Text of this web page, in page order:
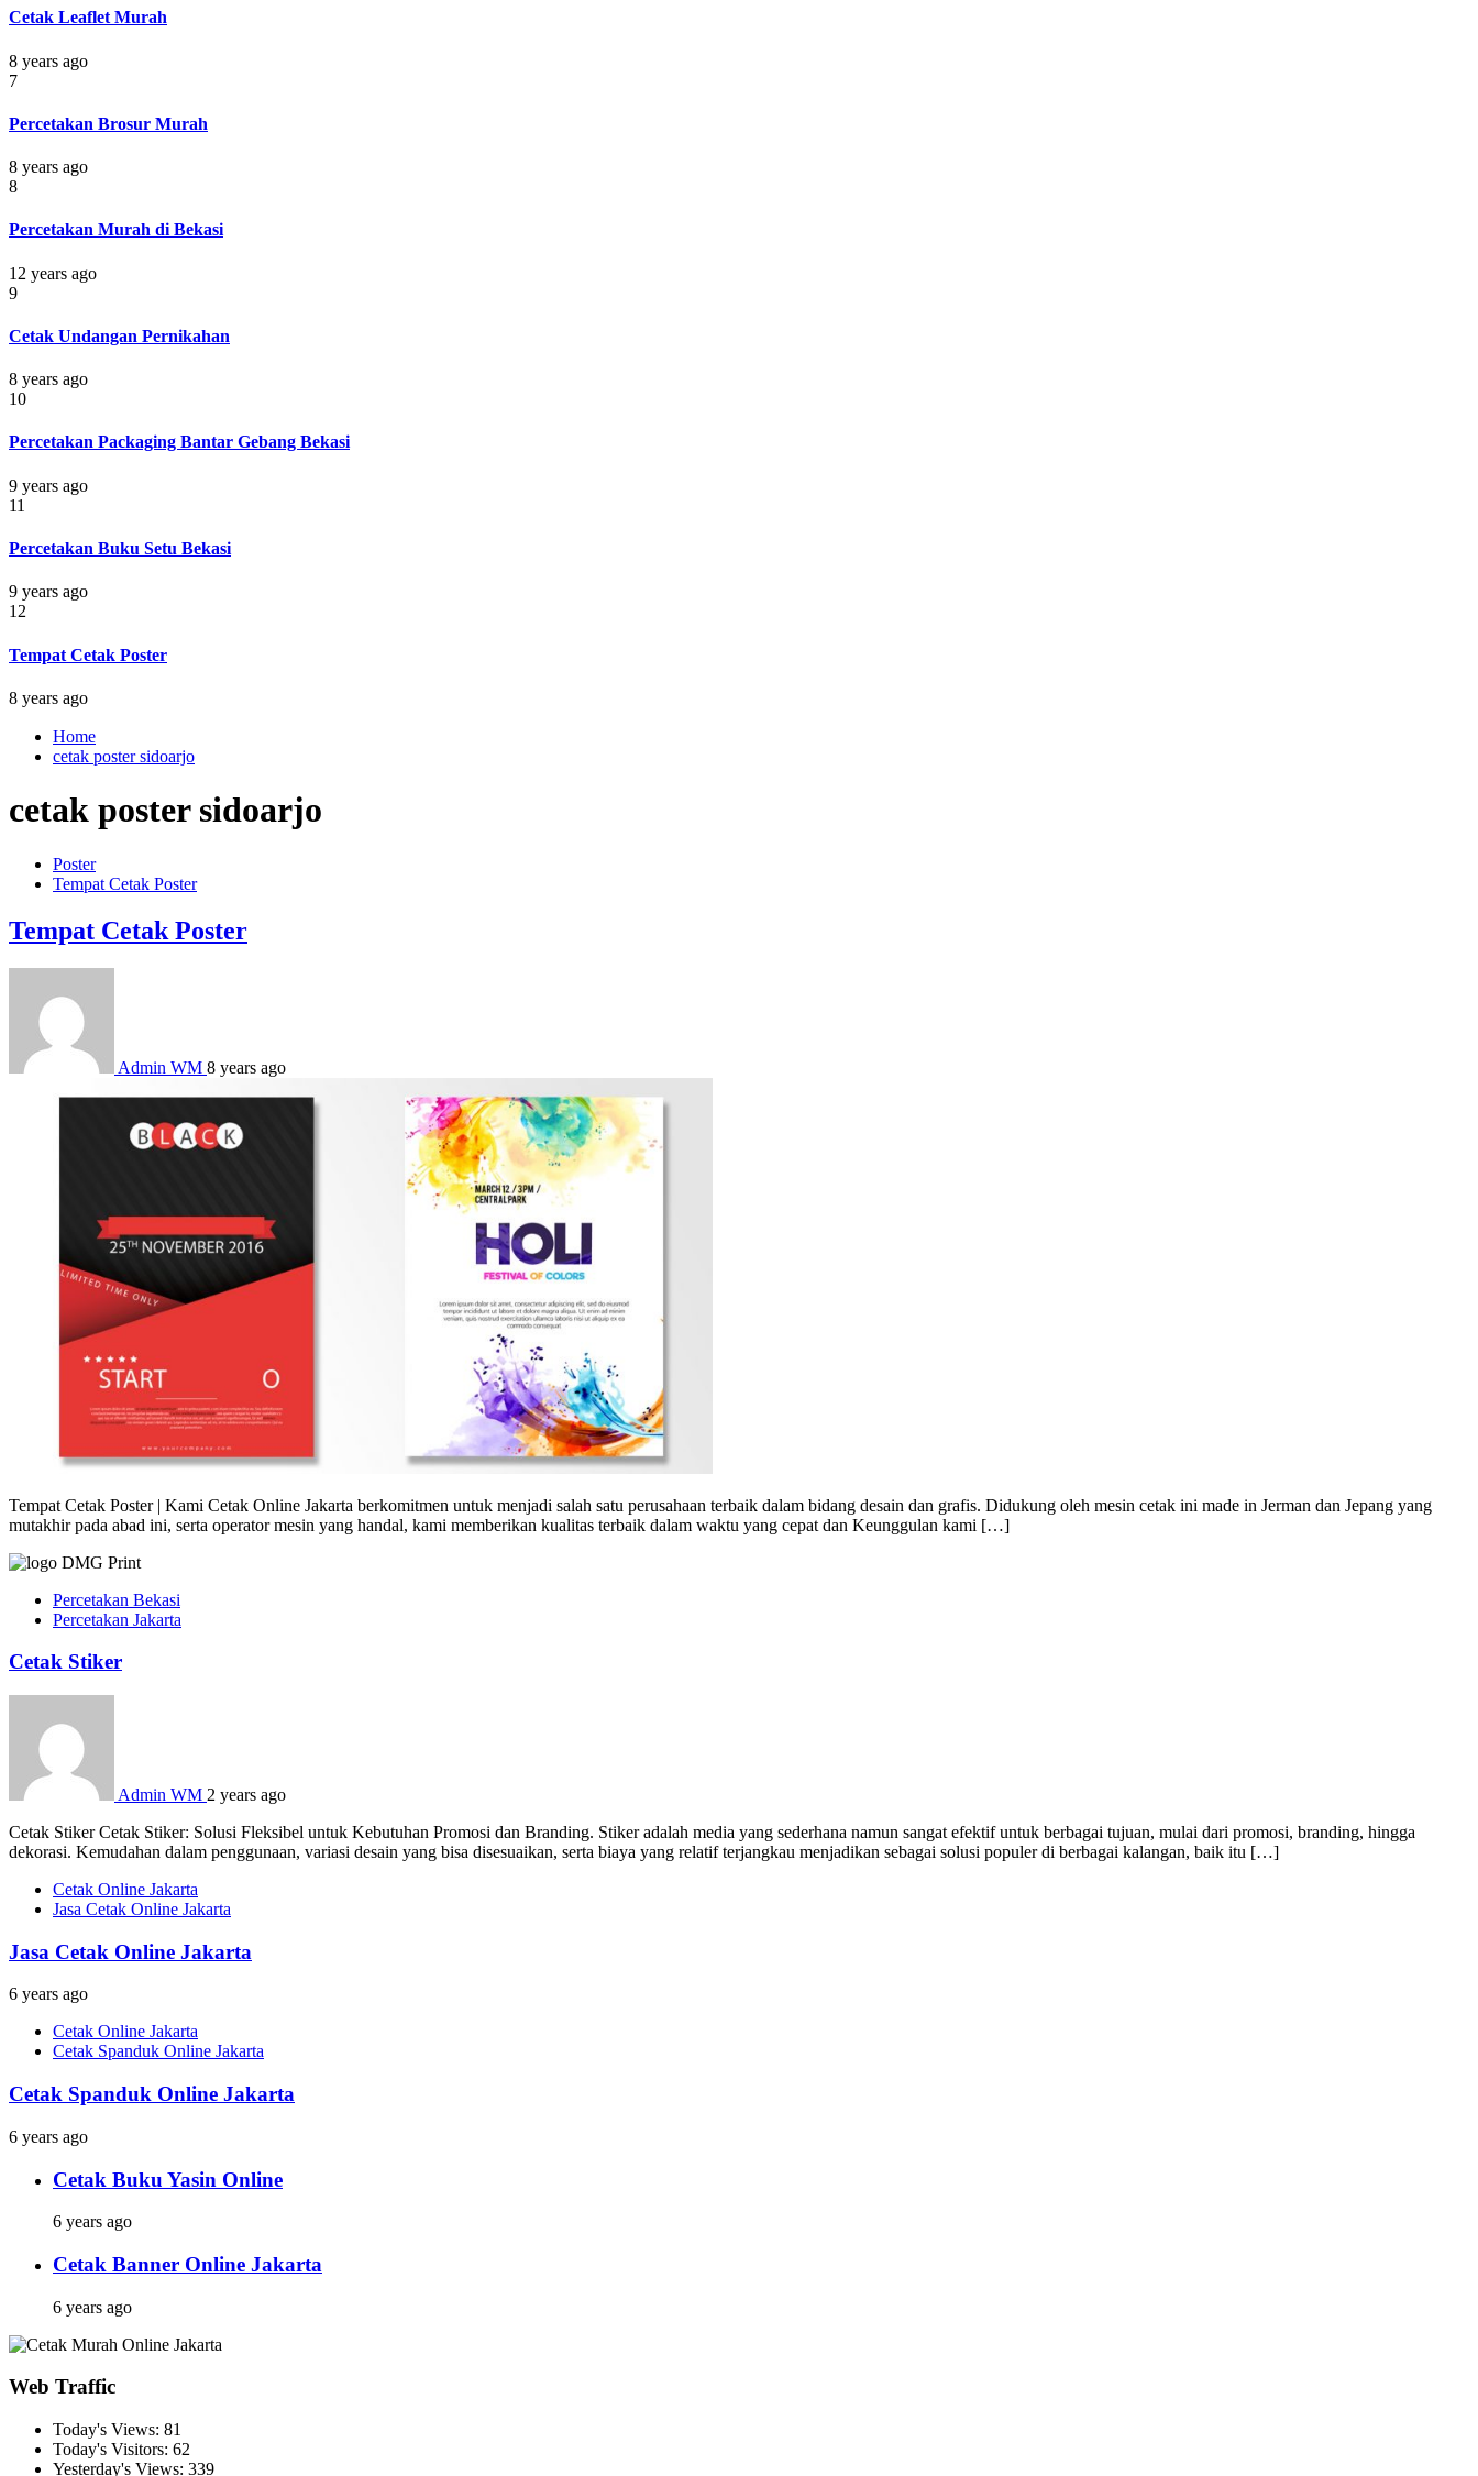
Cetak Leaflet Murah
8 years ago
7
Percetakan Brosur Murah
8 years ago
8
Percetakan Murah di Bekasi
12 years ago
9
Cetak Undangan Pernikahan
8 years ago
10
Percetakan Packaging Bantar Gebang Bekasi
9 years ago
11
Percetakan Buku Setu Bekasi
9 years ago
12
Tempat Cetak Poster
8 years ago
Home
cetak poster sidoarjo
cetak poster sidoarjo
Poster
Tempat Cetak Poster
Tempat Cetak Poster
Admin WM 8 years ago
Tempat Cetak Poster | Kami Cetak Online Jakarta berkomitmen untuk menjadi salah satu perusahaan terbaik dalam bidang desain dan grafis. Didukung oleh mesin cetak ini made in Jerman dan Jepang yang
mutakhir pada abad ini, serta operator mesin yang handal, kami memberikan kualitas terbaik dalam waktu yang cepat dan Keunggulan kami […]
Percetakan Bekasi
Percetakan Jakarta
Cetak Stiker
Admin WM 2 years ago
Cetak Stiker Cetak Stiker: Solusi Fleksibel untuk Kebutuhan Promosi dan Branding. Stiker adalah media yang sederhana namun sangat efektif untuk berbagai tujuan, mulai dari promosi, branding, hingga
dekorasi. Kemudahan dalam penggunaan, variasi desain yang bisa disesuaikan, serta biaya yang relatif terjangkau menjadikan sebagai solusi populer di berbagai kalangan, baik itu […]
Cetak Online Jakarta
Jasa Cetak Online Jakarta
Jasa Cetak Online Jakarta
6 years ago
Cetak Online Jakarta
Cetak Spanduk Online Jakarta
Cetak Spanduk Online Jakarta
6 years ago
Cetak Buku Yasin Online
6 years ago
Cetak Banner Online Jakarta
6 years ago
Web Traffic
Today's Views: 81
Today's Visitors: 62
Yesterday's Views: 339